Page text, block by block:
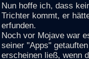
Nun hoffe ich, dass
Trichter kommt, er
erfunden.
Noch vor Mojave war
seiner "Apps"
erscheinen ließ, wenn